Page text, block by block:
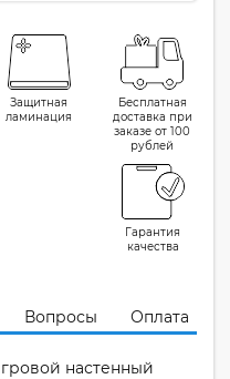
Защитная
ламинация
Бесплатная
доставка при
заказе от 100
рублей
Гарантия
качества
Вопросы Оплата
настенный